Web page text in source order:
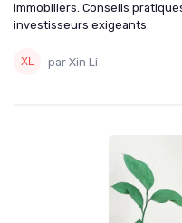
immobiliers. Conseils
investisseurs exigeants.
par Xin Li